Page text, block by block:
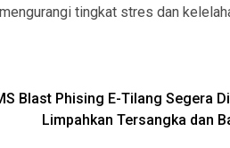
tingkat stres dan
Blast Phising E-Tilang Segera
Limpahkan Tersangka dan